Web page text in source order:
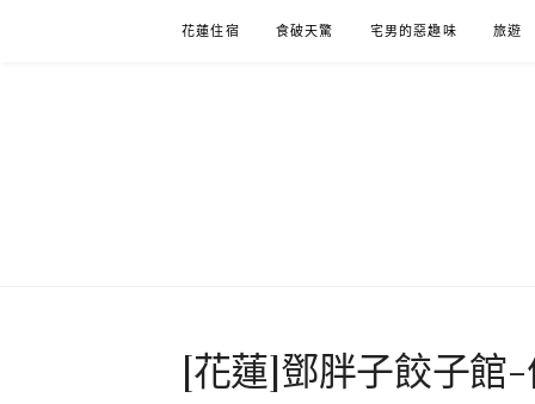
花蓮住宿 食破天驚 宅男的惡趣味 旅遊
[花蓮]鄧胖子餃子館